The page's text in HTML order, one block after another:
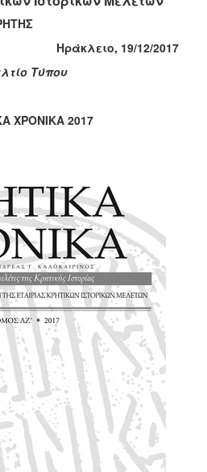
Ηράκλειο, 19/12/2017
Τύπου
ΧΡΟΝΙΚΑ 2017